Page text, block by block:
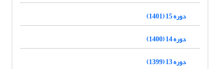
دوره 15 (1401)
دوره 14 (1400)
دوره 13 (1399)